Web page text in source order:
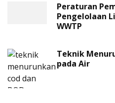
Peraturan
Pengelolaan
WWTP
Teknik
pada Air